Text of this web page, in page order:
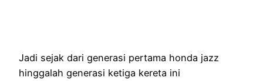
Jadi sejak dari generasi pertama honda jazz
hinggalah generasi ketiga kereta ini